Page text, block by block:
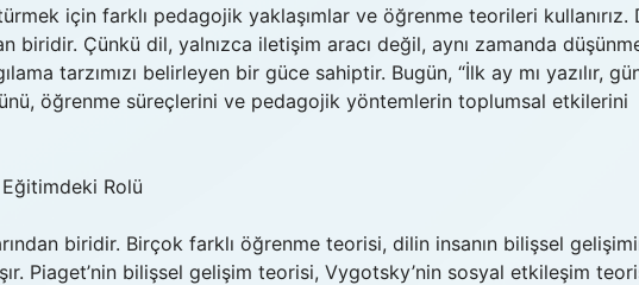
için farklı pedagojik yaklaşımlar ve öğrenme teorileri kullanırız.
biridir. Çünkü dil, yalnızca iletişim aracı değil, aynı zamanda
tarzımızı belirleyen bir güce sahiptir. Bugün, “İlk ay mı yazılır,
öğrenme süreçlerini ve pedagojik yöntemlerin toplumsal etkilerini
Rolü
biridir. Birçok farklı öğrenme teorisi, dilin insanın bilişsel
Piaget’nin bilişsel gelişim teorisi, Vygotsky’nin sosyal etkileşim